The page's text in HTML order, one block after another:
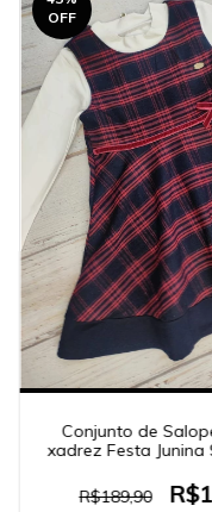
OFF
Conjunto de
xadrez Festa Junina
R$189,90